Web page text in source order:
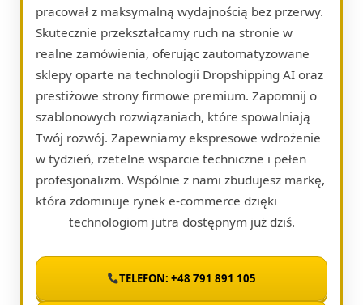
pracował z maksymalną wydajnością bez przerwy.
Skutecznie przekształcamy ruch na stronie w
realne zamówienia, oferując zautomatyzowane
sklepy oparte na technologii Dropshipping AI oraz
prestiżowe strony firmowe premium. Zapomnij o
szablonowych rozwiązaniach, które spowalniają
Twój rozwój. Zapewniamy ekspresowe wdrożenie
w tydzień, rzetelne wsparcie techniczne i pełen
profesjonalizm. Wspólnie z nami zbudujesz markę,
która zdominuje rynek e-commerce dzięki
technologiom jutra dostępnym już dziś.
TELEFON: +48 791 891 105